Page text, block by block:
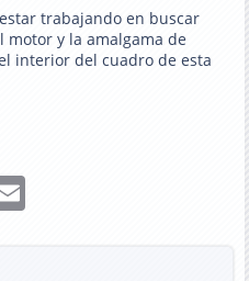
trabajando en buscar
y la amalgama de
interior del cuadro de esta